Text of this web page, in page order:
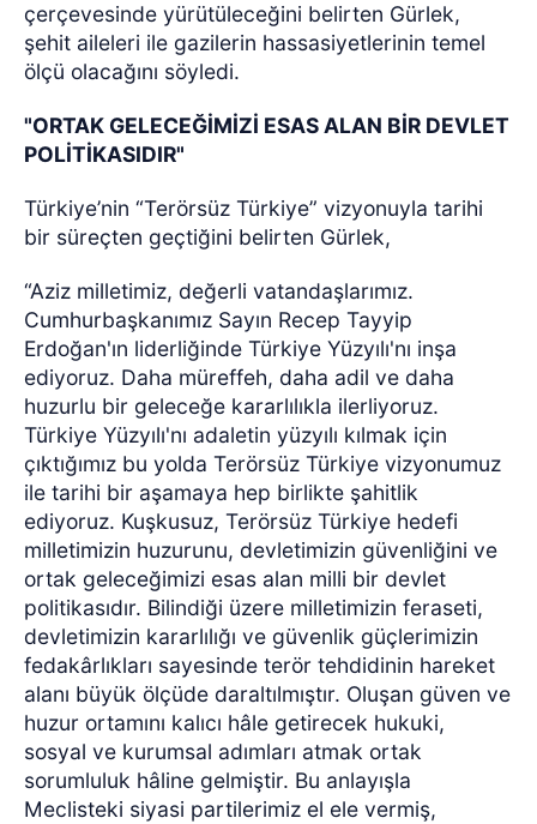
çerçevesinde yürütüleceğini belirten Gürlek,
şehit aileleri ile gazilerin hassasiyetlerinin temel
ölçü olacağını söyledi.
"ORTAK GELECEĞİMİZİ ESAS ALAN BİR DEVLET
POLİTİKASIDIR"
Türkiye’nin “Terörsüz Türkiye” vizyonuyla tarihi
bir süreçten geçtiğini belirten Gürlek,
“Aziz milletimiz, değerli vatandaşlarımız.
Cumhurbaşkanımız Sayın Recep Tayyip
Erdoğan'ın liderliğinde Türkiye Yüzyılı'nı inşa
ediyoruz. Daha müreffeh, daha adil ve daha
huzurlu bir geleceğe kararlılıkla ilerliyoruz.
Türkiye Yüzyılı'nı adaletin yüzyılı kılmak için
çıktığımız bu yolda Terörsüz Türkiye vizyonumuz
ile tarihi bir aşamaya hep birlikte şahitlik
ediyoruz. Kuşkusuz, Terörsüz Türkiye hedefi
milletimizin huzurunu, devletimizin güvenliğini ve
ortak geleceğimizi esas alan milli bir devlet
politikasıdır. Bilindiği üzere milletimizin feraseti,
devletimizin kararlılığı ve güvenlik güçlerimizin
fedakârlıkları sayesinde terör tehdidinin hareket
alanı büyük ölçüde daraltılmıştır. Oluşan güven ve
huzur ortamını kalıcı hâle getirecek hukuki,
sosyal ve kurumsal adımları atmak ortak
sorumluluk hâline gelmiştir. Bu anlayışla
Meclisteki siyasi partilerimiz el ele vermiş,